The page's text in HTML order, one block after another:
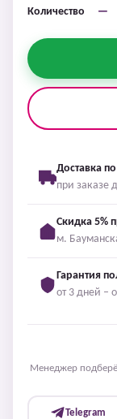
Количество −
Доставка
при заказе
Скидка 5%
м.
Гарантия
от 3 дней –
Менеджер
Telegram